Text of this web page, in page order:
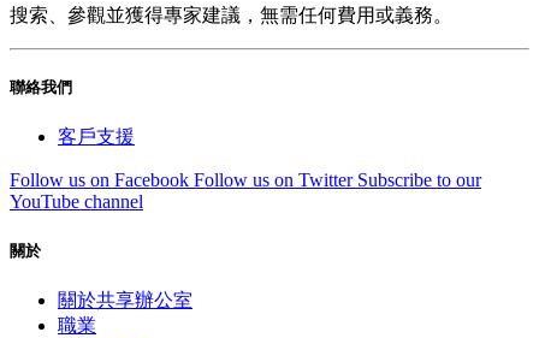
搜索、參觀並獲得專家建議，無需任何費用或義務。
聯絡我們
客戶支援
Follow us on Facebook Follow us on Twitter Subscribe to our
YouTube channel
關於
關於共享辦公室
職業